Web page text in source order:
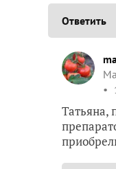
Ответить
Татьяна,